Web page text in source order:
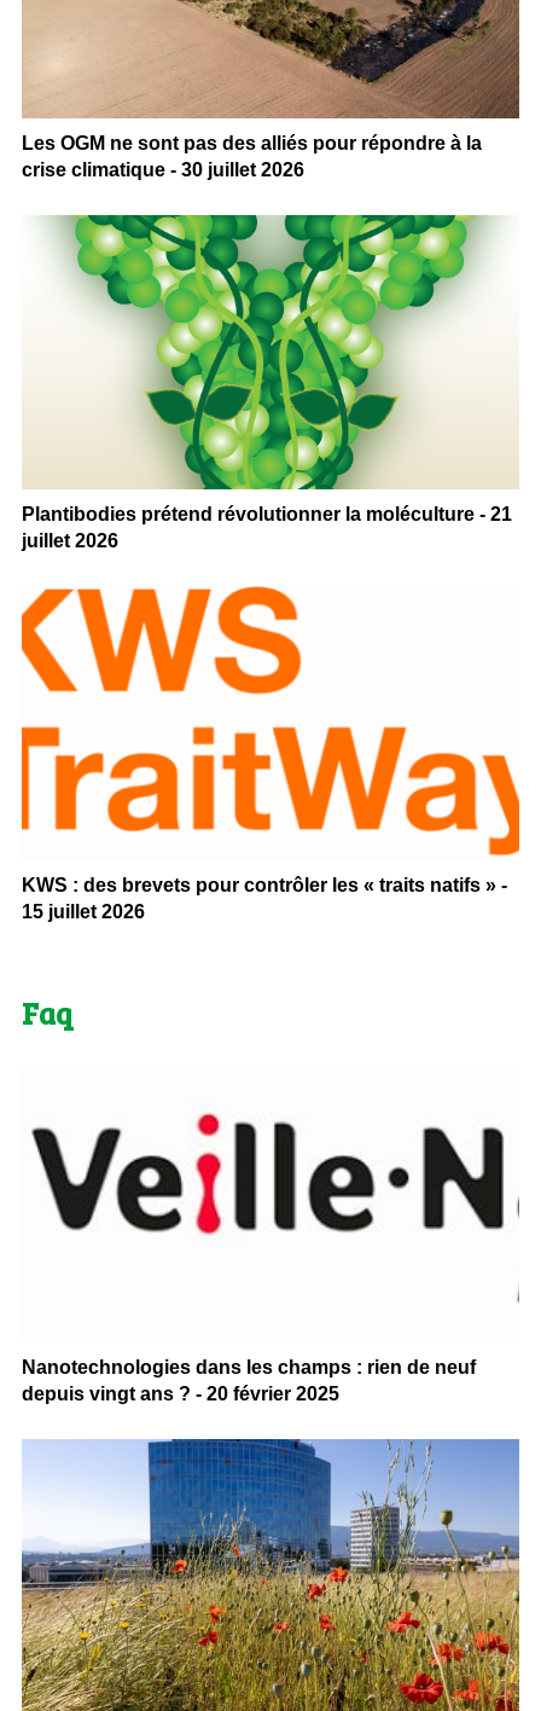
Les OGM ne sont pas des alliés pour répondre à la
crise climatique - 30 juillet 2026
Plantibodies prétend révolutionner la moléculture - 21
juillet 2026
KWS : des brevets pour contrôler les « traits natifs » -
15 juillet 2026
Faq
Nanotechnologies dans les champs : rien de neuf
depuis vingt ans ? - 20 février 2025